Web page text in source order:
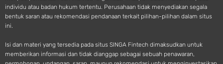
individu atau badan hukum tertentu. Perusahaan tidak menyediakan segala
bentuk saran atau rekomendasi pendanaan terkait pilihan-pilihan dalam situs
ini.
Isi dan materi yang tersedia pada situs SINGA Fintech dimaksudkan untuk
memberikan informasi dan tidak dianggap sebagai sebuah penawaran,